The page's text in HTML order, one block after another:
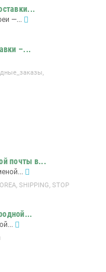
—...
–...
,
почты в...
, SHIPPING, STOP